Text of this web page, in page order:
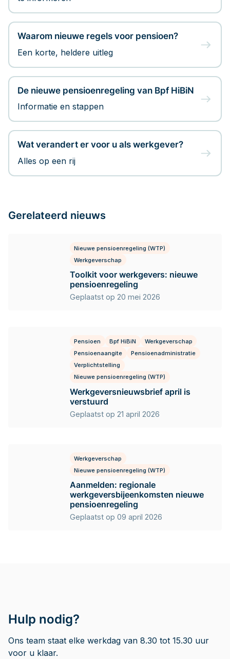
Waarom nieuwe regels voor pensioen?
Een korte, heldere uitleg
De nieuwe pensioenregeling van Bpf HiBiN
Informatie en stappen
Wat verandert er voor u als werkgever?
Alles op een rij
Gerelateerd nieuws
Nieuwe pensioenregeling (WTP)
Werkgeverschap
Toolkit voor werkgevers: nieuwe
pensioenregeling
Geplaatst op 20 mei 2026
Pensioen Bpf HiBiN
Werkgeverschap
Pensioenaangite
Pensioenadministratie
Verplichtstelling
Nieuwe pensioenregeling (WTP)
Werkgeversnieuwsbrief april is
verstuurd
Geplaatst op 21 april 2026
Werkgeverschap
Nieuwe pensioenregeling (WTP)
Aanmelden: regionale
werkgeversbijeenkomsten nieuwe
pensioenregeling
Geplaatst op 09 april 2026
Hulp nodig?
Ons team staat elke werkdag van 8.30 tot 15.30 uur
voor u klaar.